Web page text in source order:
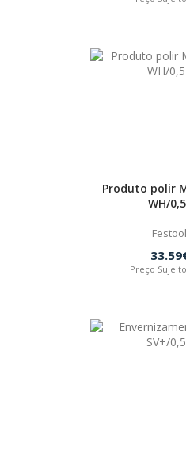
Produto polir
WH/
Festool
Preço